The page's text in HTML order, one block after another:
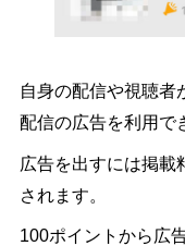
自身の配信や視聴者
配信の広告を利用で
広告を出すには掲載
されます。
100ポイントから広